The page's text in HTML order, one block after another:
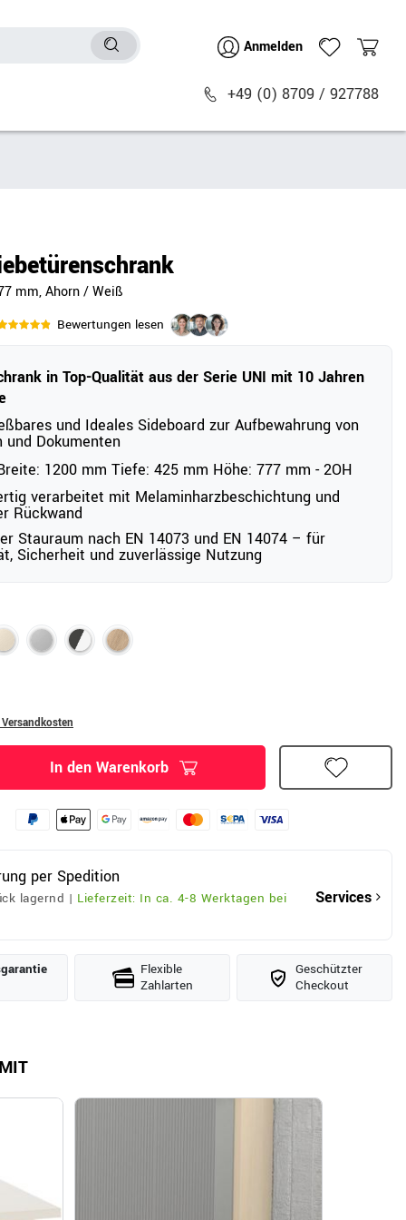
Anmelden
+49 (0) 8709 / 927788
Polstermöbel
Barhocker
Sitz- & Stehhocker
mm, Ahorn / Weiß
Bewertungen lesen
in Top-Qualität aus der Serie UNI mit 10 Jahren
und Ideales Sideboard zur Aufbewahrung von
und Dokumenten
1200 mm Tiefe: 425 mm Höhe: 777 mm - 2OH
verarbeitet mit Melaminharzbeschichtung und
Rückwand
Stauraum nach EN 14073 und EN 14074 – für
Sicherheit und zuverlässige Nutzung
In den Warenkorb
per Spedition
lagernd | Lieferzeit: In ca. 4-8 Werktagen bei
Services
Flexible
Zahlarten
Geschützter
Checkout